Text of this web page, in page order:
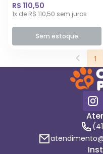
R$ 110,50
1x de R$ 110,50 sem juros
Sem estoque
1